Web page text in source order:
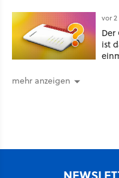
vor
Der
ist
mehr anzeigen